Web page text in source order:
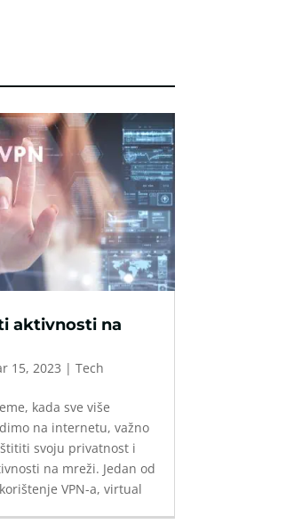
aktivnosti na
15, 2023 | Tech
kada sve više
na internetu, važno
svoju privatnost i
na mreži. Jedan od
VPN-a, virtual